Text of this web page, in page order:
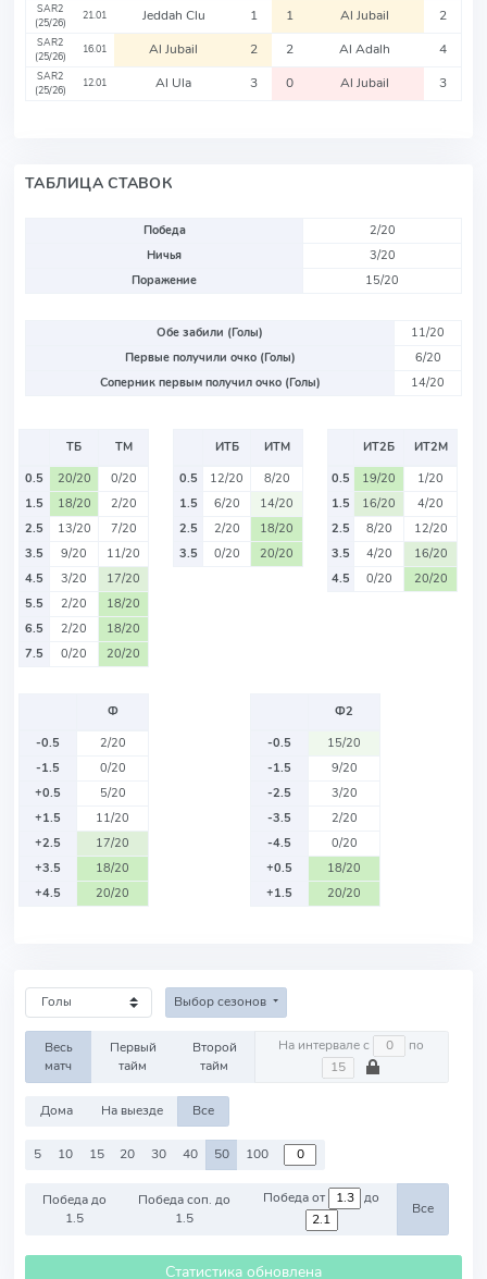
SAR2
(25/26)
21.01 Jeddah Clu 1 1 Al Jubail 2
SAR2
(25/26)
16.01 Al Jubail 2 2 Al Adalh 4
SAR2
(25/26)
12.01 Al Ula 3 0 Al Jubail 3
ТАБЛИЦА СТАВОК
Победа
2/20
Ничья
3/20
Поражение
15/20
Обе забили (Голы)
11/20
Первые получили очко (Голы)
6/20
Соперник первым получил очко (Голы)
14/20
ТБ
ТМ
0.5
20/20
0/20
1.5
18/20
2/20
2.5
13/20
7/20
3.5
9/20
11/20
4.5
3/20
17/20
5.5
2/20
18/20
6.5
2/20
18/20
7.5
0/20 20/20
ИТБ
ИТМ
0.5
12/20
8/20
1.5
6/20
14/20
2.5
2/20
18/20
3.5
0/20 20/20
ИТ2Б
ИТ2М
0.5
19/20
1/20
1.5
16/20
4/20
2.5
8/20
12/20
3.5
4/20
16/20
4.5
0/20 20/20
Ф
-0.5
2/20
-1.5
0/20
+0.5
5/20
+1.5
11/20
+2.5
17/20
+3.5
18/20
+4.5
20/20
Ф2
-0.5
15/20
-1.5
9/20
-2.5
3/20
-3.5
2/20
-4.5
0/20
+0.5
18/20
+1.5
20/20
Выбор сезонов
Весь
матч
Первый
тайм
Второй
тайм
На интервале с по
Дома На выезде Все
5 10 15 20 30 40 50 100
Победа до
1.5
Победа соп. до
1.5
Победа от до
Все
Статистика обновлена